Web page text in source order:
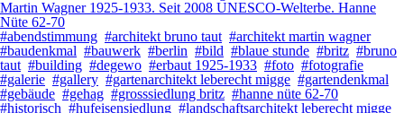
Martin Wagner 1925-1933. Seit 2008 UNESCO-Welterbe. Hanne
Nüte 62-70
#abendstimmung #architekt bruno taut #architekt martin wagner
#baudenkmal #bauwerk #berlin #bild #blaue stunde #britz #bruno
taut #building #degewo #erbaut 1925-1933 #foto #fotografie
#galerie #gallery #gartenarchitekt leberecht migge #gartendenkmal
#gebäude #gehag #grosssiedlung britz #hanne nüte 62-70
#historisch #hufeisensiedlung #landschaftsarchitekt leberecht migge